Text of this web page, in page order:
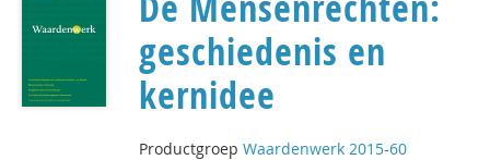
geschiedenis en
kernidee
Productgroep Waardenwerk 2015-60